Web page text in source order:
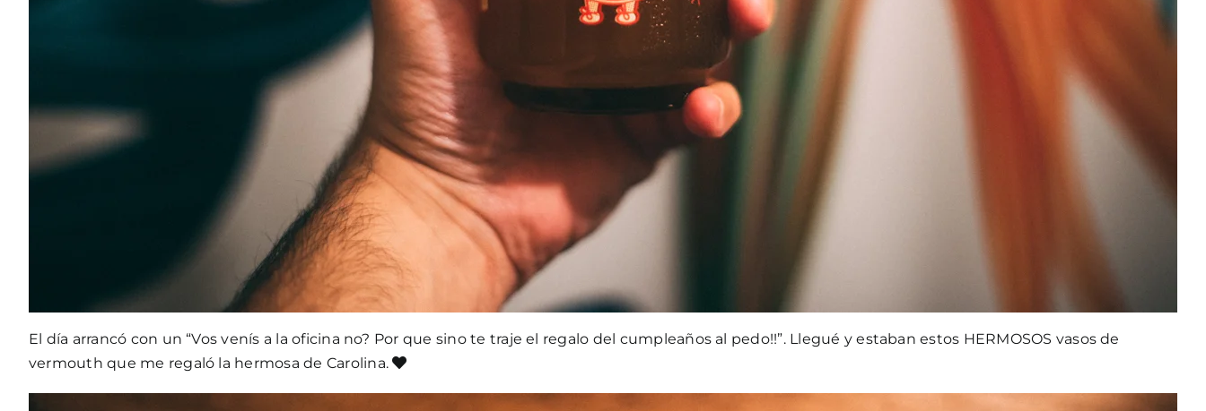
El día arrancó con un “Vos venís a la oficina no? Por que sino te traje el regalo del cumpleaños al pedo!!”. Llegué y estaban estos HERMOSOS vasos de
vermouth que me regaló la hermosa de Carolina.